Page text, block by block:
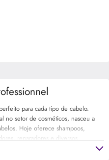
para cada tipo de cabelo.
no setor de cosméticos, nasceu a
Hoje oferece shampoos,
reparadores e diversos
Sinta a diferença dos produtos